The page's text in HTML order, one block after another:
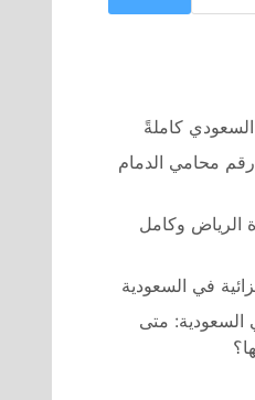
كاملةً
محامي الدمام
الرياض وكامل
في السعودية
السعودية: متى